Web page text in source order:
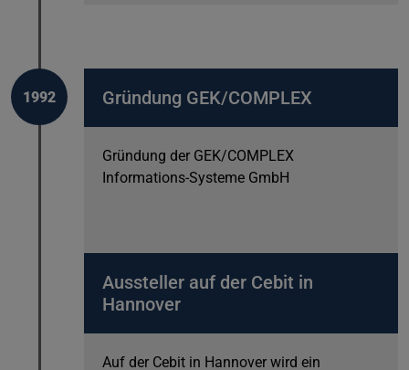
Gründung GEK/COMPLEX
Gründung der GEK/COMPLEX
Informations-Systeme GmbH
Aussteller auf der Cebit in
Hannover
Auf der Cebit in Hannover wird ein
1992